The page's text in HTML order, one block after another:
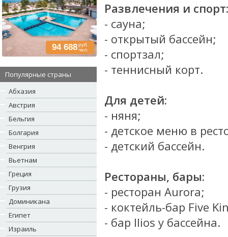
94 688руб.
чел.
Популярные страны
Абхазия
Австрия
Бельгия
Болгария
Венгрия
Вьетнам
Греция
Грузия
Доминикана
Египет
Израиль
Развлечения и спорт:
- сауна;
- открытый бассейн;
- спортзал;
- теннисный корт.
Для детей:
- няня;
- детское меню в
- детский бассейн.
Рестораны, бары:
- ресторан Aurora;
- коктейль-бар Five
- бар Ilios у бассейна.